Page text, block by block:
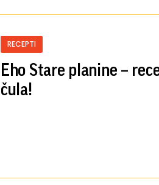
RECEPTI
Eho Stare planine –
čula!